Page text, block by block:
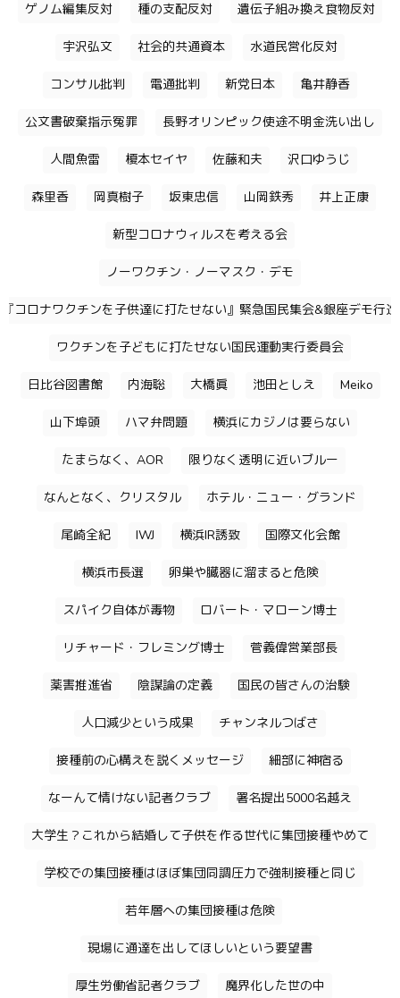
ゲノム編集反対 種の支配反対 遺伝子組み換え食物反対
宇沢弘文 社会的共通資本 水道民営化反対
コンサル批判 電通批判 新党日本 亀井静香
公文書破棄指示冤罪 長野オリンピック使途不明金洗い出し
人間魚雷 榎本セイヤ 佐藤和夫 沢口ゆうじ
森里香 岡真樹子 坂東忠信 山岡鉄秀 井上正康
新型コロナウィルスを考える会
ノーワクチン・ノーマスク・デモ
『コロナワクチンを子供達に打たせない』緊急国民集会&銀座デモ行進
ワクチンを子どもに打たせない国民運動実行委員会
日比谷図書館 内海聡 大橋眞 池田としえ Meiko
山下埠頭 ハマ弁問題 横浜にカジノは要らない
たまらなく、AOR 限りなく透明に近いブルー
なんとなく、クリスタル ホテル・ニュー・グランド
尾崎全紀 IWJ 横浜IR誘致 国際文化会館
横浜市長選 卵巣や臓器に溜まると危険
スパイク自体が毒物 ロバート・マローン博士
リチャード・フレミング博士 菅義偉営業部長
薬害推進省 陰謀論の定義 国民の皆さんの治験
人口減少という成果 チャンネルつばさ
接種前の心構えを説くメッセージ 細部に神宿る
なーんて情けない記者クラブ 署名提出5000名越え
大学生？これから結婚して子供を作る世代に集団接種やめて
学校での集団接種はほぼ集団同調圧力で強制接種と同じ
若年層への集団接種は危険
現場に通達を出してほしいという要望書
厚生労働省記者クラブ 魔界化した世の中